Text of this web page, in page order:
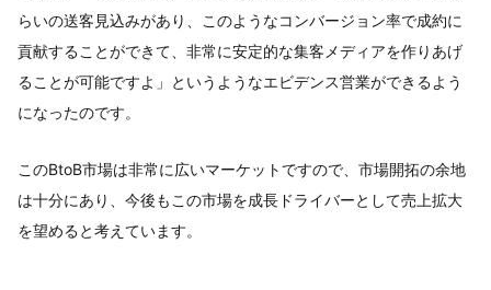
らいの送客見込みがあり、このようなコンバージョン率で成約に
貢献することができて、非常に安定的な集客メディアを作りあげ
ることが可能ですよ」というようなエビデンス営業ができるよう
になったのです。
このBtoB市場は非常に広いマーケットですので、市場開拓の余地
は十分にあり、今後もこの市場を成⾧ドライバーとして売上拡大
を望めると考えています。